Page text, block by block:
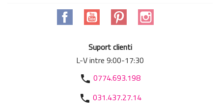
Facebook YouTube Pinterest
Suport clienti
L-V intre 9:00-17:30
phone 0774.693.198
phone 031.437.27.14